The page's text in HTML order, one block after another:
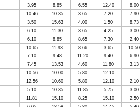
3.95 8.85 6.55 12.40
8.00
10.46 10.35 3.65 7.20
7.90
3.50 15.63 4.00 1.50
8.73
6.10 11.30 3.65 4.25
3.00
6.10 8.85 8.65 7.30
2.40
10.65 11.93 8.66 3.65
10.50
7.10 9.48 11.20 9.40
6.90
7.45 13.53 4.60 11.80
3.13
10.56 10.00 5.80
12.10
12.56 10.60 5.80 12.10
2.10
5.10 10.35 11.85 5.75
3.00
11.81 15.10 8.25 15.10
2.50